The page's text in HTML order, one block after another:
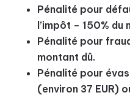
Pénalité pour
l’impôt – 150%
Pénalité pour
montant dû.
Pénalité pour
(environ 37 EUR)